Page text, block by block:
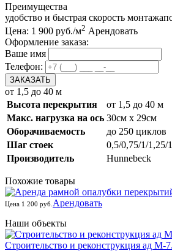
Преимущества
удобство и быстрая скорость монтажа
Цена: 1 900 руб./м2 Арендовать
Оформление заказа:
Ваше имя
Телефон:
ЗАКАЗАТЬ
от 1,5 до 40 м
Высота перекрытия
от 1,5 до 40 м
Макс. нагрузка на ось 30см х 29см
Оборачиваемость
до 250 циклов
Шаг стоек
0,5/0,75/1/1,25/
Производитель
Hunnebeck
Похожие товары
Цена 1 200 руб. Арендовать
Наши объекты
Строительство и реконструкция ад М-